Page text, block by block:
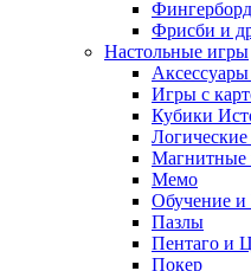
Фрисби и
Настольные игры
Игры с
Кубики
Магнитные
Мемо
Обучение и
Пазлы
Пентаго и
Покер